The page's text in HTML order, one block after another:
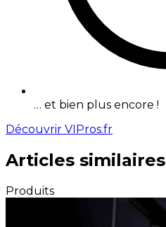
… et bien plus encore !
Découvrir VIPros.fr
Articles similaires
Produits